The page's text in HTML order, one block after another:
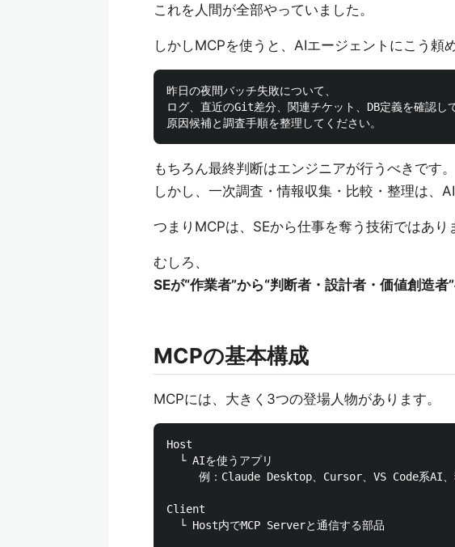
これを人間が全部やっていました。
しかしMCPを使うと、AIエージェントにこう頼
昨日の夜間バッチ失敗について、
ログ、直近のGit差分、関連チケット、DB定義を確認して
もちろん最終判断はエンジニアが行うべきです。
しかし、一次調査・情報収集・比較・整理は、
つまりMCPは、SEから仕事を奪う技術ではあり
むしろ、
SEが“作業者”から“判断者・設計者・価値創造
MCPの基本構成
MCPには、大きく3つの登場人物があります。
Host
  └ AIを使うアプリ
例：Claude Desktop、Cursor、VS Code系AI、
Client
  └ Host内でMCP Serverと通信する部品